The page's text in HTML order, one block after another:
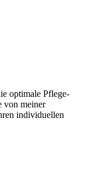
optimale Pflege-
von meiner
individuellen